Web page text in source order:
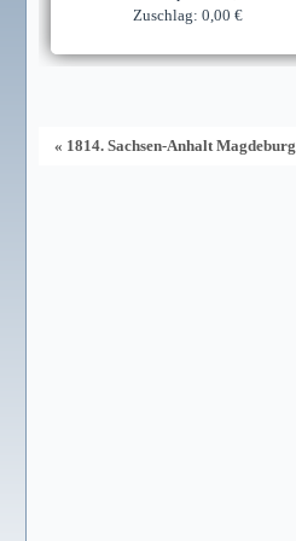
Zuschlag: 0,00 €
« 1814. Sachsen-Anhalt Magdeburg